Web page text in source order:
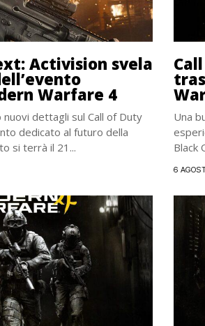
Activision svela
Warfare 4
dettagli sul Call of Duty
dedicato al futuro della
si terrà il 21...
Una
Black
6